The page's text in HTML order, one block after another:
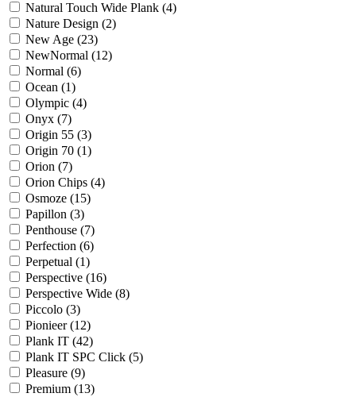
Natural Touch Wide Plank (4)
Nature Design (2)
New Age (23)
NewNormal (12)
Normal (6)
Ocean (1)
Olympic (4)
Onyx (7)
Origin 55 (3)
Origin 70 (1)
Orion (7)
Orion Chips (4)
Osmoze (15)
Papillon (3)
Penthouse (7)
Perfection (6)
Perpetual (1)
Perspective (16)
Perspective Wide (8)
Piccolo (3)
Pionieer (12)
Plank IT (42)
Plank IT SPC Click (5)
Pleasure (9)
Premium (13)